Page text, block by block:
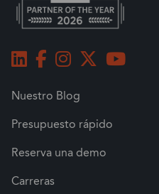
Nuestro Blog
Presupuesto rápido
Reserva una demo
Carreras